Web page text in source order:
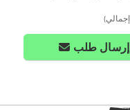
إرسال طلب